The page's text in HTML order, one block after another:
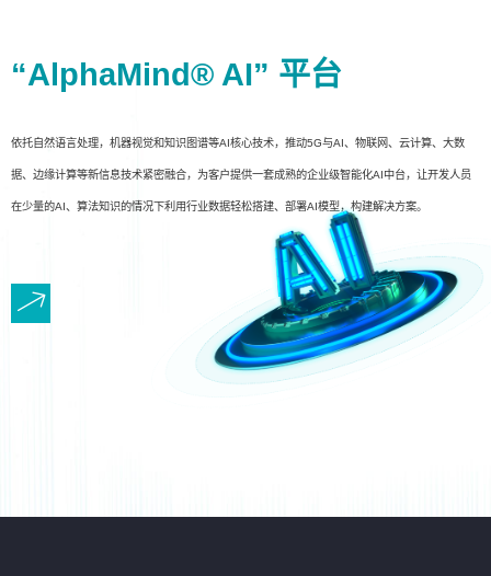
“AlphaMind® AI” 平台
依托自然语言处理，机器视觉和知识图谱等AI核心技术，推动5G与AI、物联网、云计算、大数
据、边缘计算等新信息技术紧密融合，为客户提供一套成熟的企业级智能化AI中台，让开发人员
在少量的AI、算法知识的情况下利用行业数据轻松搭建、部署AI模型，构建解决方案。